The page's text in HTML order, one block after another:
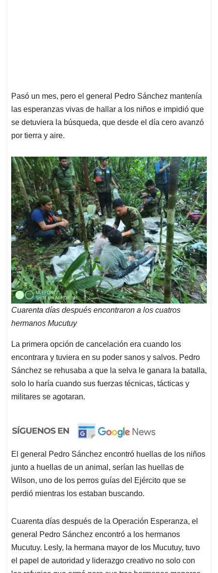
Pasó un mes, pero el general Pedro Sánchez mantenía
las esperanzas vivas de hallar a los niños e impidió que
se detuviera la búsqueda, que desde el día cero avanzó
por tierra y aire.
Cuarenta días después encontraron a los cuatros
hermanos Mucutuy
La primera opción de cancelación era cuando los
encontrara y tuviera en su poder sanos y salvos. Pedro
Sánchez se rehusaba a que la selva le ganara la batalla,
solo lo haría cuando sus fuerzas técnicas, tácticas y
militares se agotaran.
El general Pedro Sánchez encontró huellas de los niños
junto a huellas de un animal, serían las huellas de
Wilson, uno de los perros guías del Ejército que se
perdió mientras los estaban buscando.
Cuarenta días después de la Operación Esperanza, el
general Pedro Sánchez encontró a los hermanos
Mucutuy. Lesly, la hermana mayor de los Mucutuy, tuvo
el papel de autoridad y liderazgo creativo no solo con